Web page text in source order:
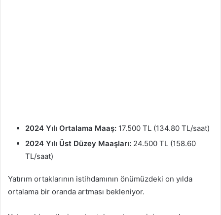
2024 Yılı Ortalama Maaş: 17.500 TL (134.80 TL/saat)
2024 Yılı Üst Düzey Maaşları: 24.500 TL (158.60
TL/saat)
Yatırım ortaklarının istihdamının önümüzdeki on yılda
ortalama bir oranda artması bekleniyor.